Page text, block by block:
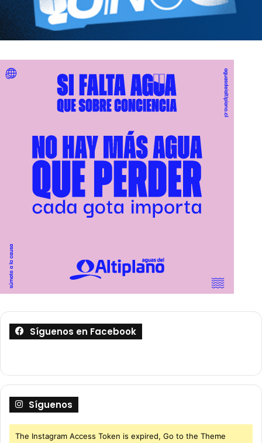
Síguenos en Facebook
Síguenos
The Instagram Access Token is expired, Go to the Theme